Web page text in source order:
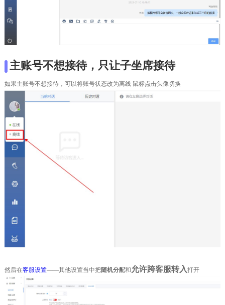
主账号不想接待，只让子坐席接待
如果主账号不想接待，可以将账号状态改为离线 鼠标点击头像切换
然后在客服设置——其他设置当中把随机分配和 允许跨客服转入打开